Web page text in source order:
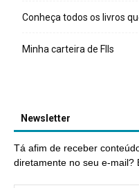
Conheça todos os livros
Minha carteira de FIIs
Newsletter
Tá afim de receber
diretamente no seu e-mail?